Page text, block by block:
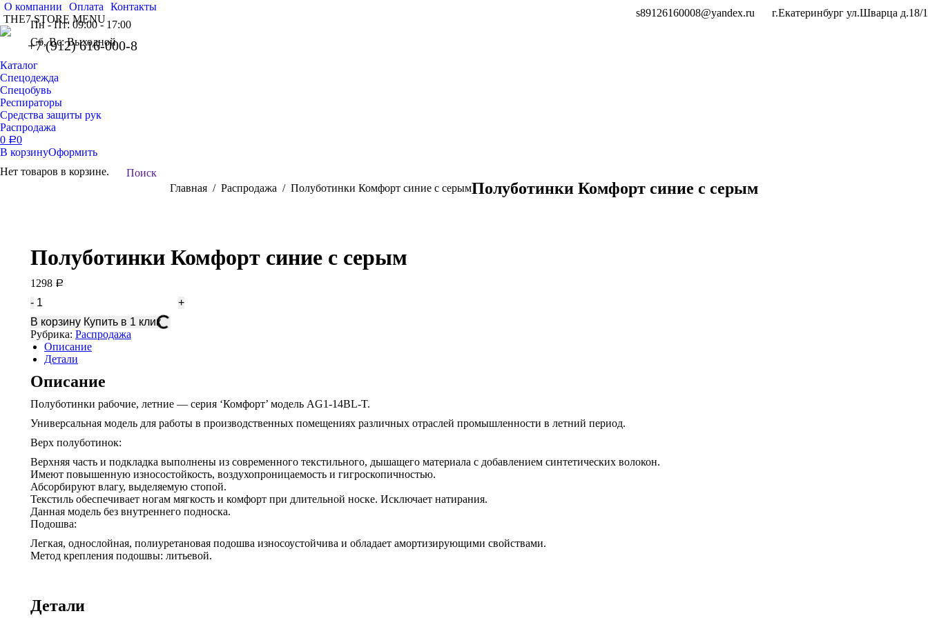
О компании Оплата
Контакты
THE7 STORE MENU
s89126160008@yandex.ru
г.Екатеринбург ул.Шварца д.18/1
Пн - Пт: 09:00 - 17:00
Сб, Вс: Выходной
+7 (912) 616-000-8
Каталог
Спецодежда
Спецобувь
Респираторы
Средства защиты рук
Распродажа
0 Р0
В корзинуОформить
Нет товаров в корзине.
Поиск:
Поиск
Вы здесь:
Главная Распродажа Полуботинки Комфорт синие с серымПолуботинки Комфорт синие с серым
Полуботинки Комфорт синие с серым
1298 Р
Количество
Комфорт
синие
с
серым
В корзину Купить в 1 клик
Рубрика: Распродажа
Описание
Детали
Описание
Полуботинки рабочие, летние — серия ‘Комфорт’ модель AG1-14BL-T.
Универсальная модель для работы в производственных помещениях различных отраслей промышленности в летний период.
Верх полуботинок:
Верхняя часть и подкладка выполнены из современного текстильного, дышащего материала с добавлением синтетических волокон.
Имеют повышенную износостойкость, воздухопроницаемость и гигроскопичностью.
Абсорбируют влагу, выделяемую стопой.
Текстиль обеспечивает ногам мягкость и комфорт при длительной носке. Исключает натирания.
Данная модель без внутреннего подноска.
Подошва:
Легкая, однослойная, полиуретановая подошва износоустойчива и обладает амортизирующими свойствами.
Метод крепления подошвы: литьевой.
Детали